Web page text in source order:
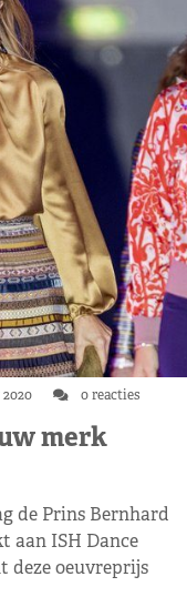
0 reacties
merk
de Prins Bernhard
aan ISH Dance
deze oeuvreprijs